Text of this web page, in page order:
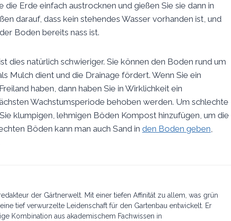
die Erde einfach austrocknen und gießen Sie sie dann in
darauf, dass kein stehendes Wasser vorhanden ist, und
Boden bereits nass ist.
dies natürlich schwieriger. Sie können den Boden rund um
Mulch dient und die Drainage fördert. Wenn Sie ein
haben, dann haben Sie in Wirklichkeit ein
Wachstumsperiode behoben werden. Um schlechte
klumpigen, lehmigen Böden Kompost hinzufügen, um die
Böden kann man auch Sand inden Boden geben,
der Gärtnerwelt. Mit einer tiefen Affinität zu allem, was grün
tief verwurzelte Leidenschaft für den Gartenbau entwickelt. Er
Kombination aus akademischem Fachwissen in